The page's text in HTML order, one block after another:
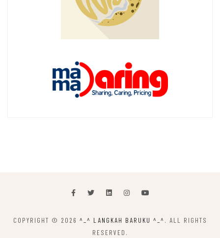
COPYRIGHT © 2026 ^_^ LANGKAH BARUKU ^_^ . ALL RIGHTS
RESERVED.